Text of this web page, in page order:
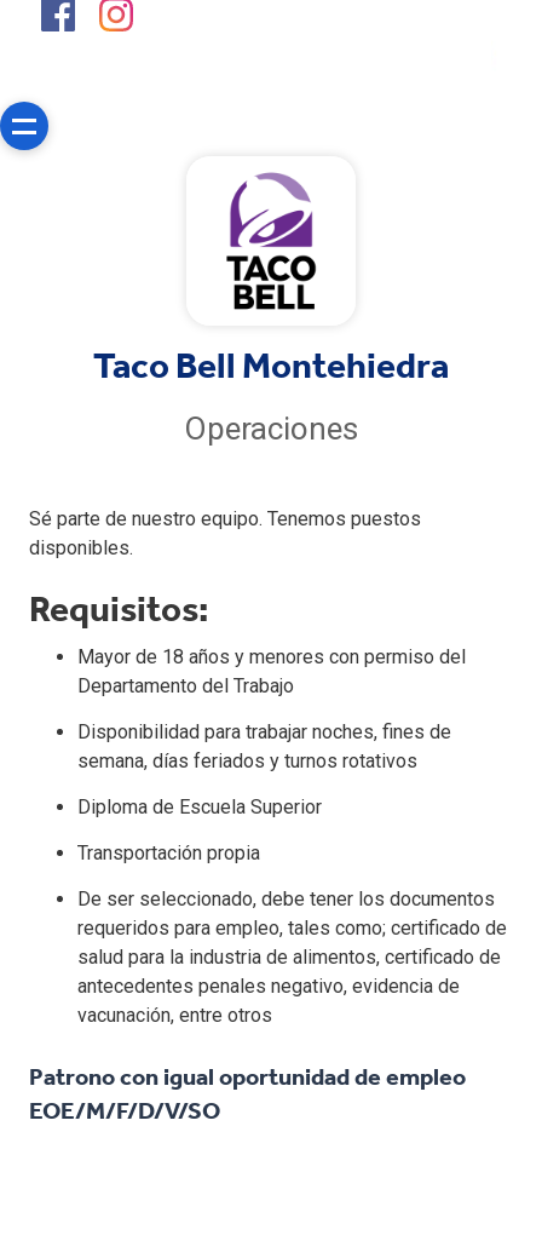
Taco Bell Montehiedra
Operaciones
Sé parte de nuestro equipo. Tenemos puestos
disponibles.
Requisitos:
Mayor de 18 años y menores con permiso del
Departamento del Trabajo
Disponibilidad para trabajar noches, fines de
semana, días feriados y turnos rotativos
Diploma de Escuela Superior
Transportación propia
De ser seleccionado, debe tener los documentos
requeridos para empleo, tales como; certificado de
salud para la industria de alimentos, certificado de
antecedentes penales negativo, evidencia de
vacunación, entre otros
Patrono con igual oportunidad de empleo
EOE/M/F/D/V/SO